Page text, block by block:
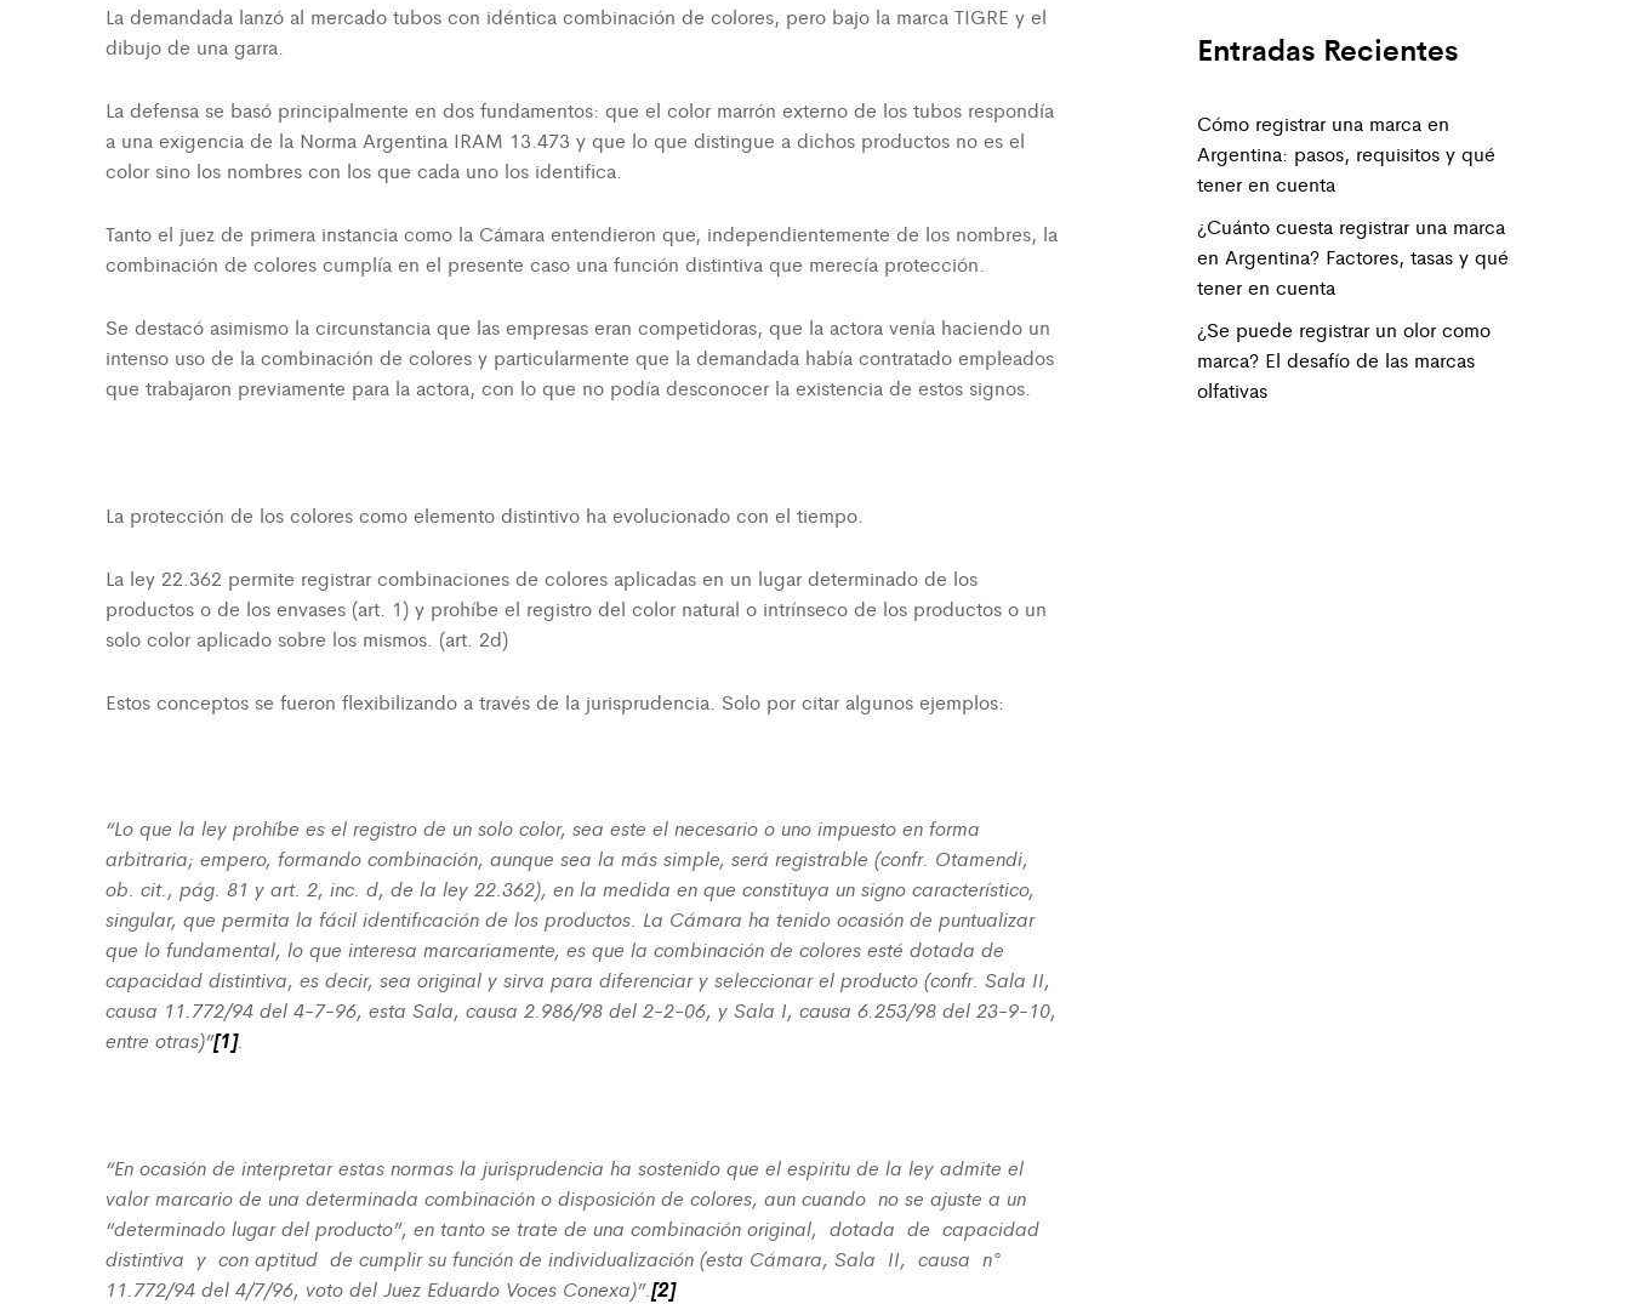
La demandada lanzó al mercado tubos con idéntica combinación de colores, pero bajo la marca TIGRE y el
dibujo de una garra.
La defensa se basó principalmente en dos fundamentos: que el color marrón externo de los tubos respondía
a una exigencia de la Norma Argentina IRAM 13.473 y que lo que distingue a dichos productos no es el
color sino los nombres con los que cada uno los identifica.
Tanto el juez de primera instancia como la Cámara entendieron que, independientemente de los nombres, la
combinación de colores cumplía en el presente caso una función distintiva que merecía protección.
Se destacó asimismo la circunstancia que las empresas eran competidoras, que la actora venía haciendo un
intenso uso de la combinación de colores y particularmente que la demandada había contratado empleados
que trabajaron previamente para la actora, con lo que no podía desconocer la existencia de estos signos.
La protección de los colores como elemento distintivo ha evolucionado con el tiempo.
La ley 22.362 permite registrar combinaciones de colores aplicadas en un lugar determinado de los
productos o de los envases (art. 1) y prohíbe el registro del color natural o intrínseco de los productos o un
solo color aplicado sobre los mismos. (art. 2d)
Estos conceptos se fueron flexibilizando a través de la jurisprudencia. Solo por citar algunos ejemplos:
“Lo que la ley prohíbe es el registro de un solo color, sea este el necesario o uno impuesto en forma
arbitraria; empero, formando combinación, aunque sea la más simple, será registrable (confr. Otamendi,
ob. cit., pág. 81 y art. 2, inc. d, de la ley 22.362), en la medida en que constituya un signo característico,
singular, que permita la fácil identificación de los productos. La Cámara ha tenido ocasión de puntualizar
que lo fundamental, lo que interesa marcariamente, es que la combinación de colores esté dotada de
capacidad distintiva, es decir, sea original y sirva para diferenciar y seleccionar el producto (confr. Sala II,
causa 11.772/94 del 4-7-96, esta Sala, causa 2.986/98 del 2-2-06, y Sala I, causa 6.253/98 del 23-9-10,
entre otras)”[1].
“En ocasión de interpretar estas normas la jurisprudencia ha sostenido que el espíritu de la ley admite el
valor marcario de una determinada combinación o disposición de colores, aun cuando no se ajuste a un
“determinado lugar del producto”, en tanto se trate de una combinación original, dotada de capacidad
distintiva y con aptitud de cumplir su función de individualización (esta Cámara, Sala II, causa n°
11.772/94 del 4/7/96, voto del Juez Eduardo Voces Conexa)”.[2]
Entradas Recientes
Cómo registrar una marca en
Argentina: pasos, requisitos y qué
tener en cuenta
¿Cuánto cuesta registrar una marca
en Argentina? Factores, tasas y qué
tener en cuenta
¿Se puede registrar un olor como
marca? El desafío de las marcas
olfativas